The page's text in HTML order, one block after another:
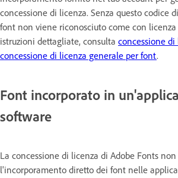
concessione di licenza. Senza questo codice
font non viene riconosciuto come con licenza
istruzioni dettagliate, consulta concessione
concessione di licenza generale per font.
Font incorporato in
software
La concessione di licenza di Adobe Fonts
l'incorporamento diretto dei font nelle